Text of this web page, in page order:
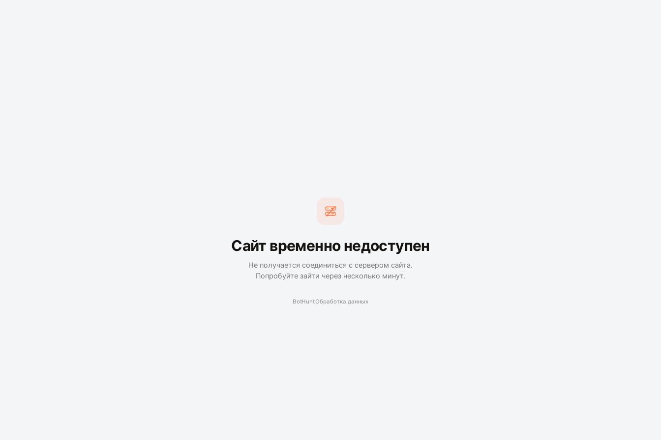
Сайт временно недоступен
Не получается соединиться с сервером сайта.
Попробуйте зайти через несколько минут.
BotHuntОбработка данных